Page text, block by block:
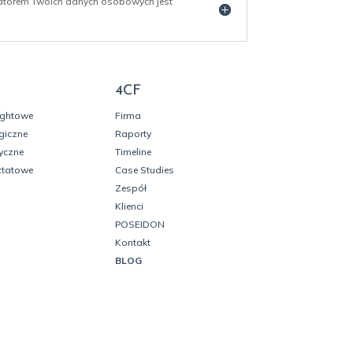
4CF
Firma
Raporty
Timeline
Case Studies
Zespół
Klienci
POSEIDON
Kontakt
BLOG